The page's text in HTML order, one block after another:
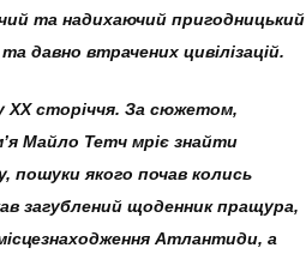
та надихаючий пригодницький
давно втрачених цивілізацій.
ХХ сторіччя. За сюжетом,
Майло Тетч мріє знайти
пошуки якого почав колись
загублений щоденник пращура,
Атлантиди, а